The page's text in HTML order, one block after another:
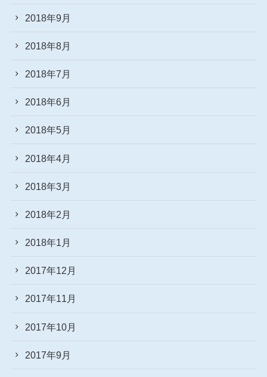
2018年9月
2018年8月
2018年7月
2018年6月
2018年5月
2018年4月
2018年3月
2018年2月
2018年1月
2017年12月
2017年11月
2017年10月
2017年9月